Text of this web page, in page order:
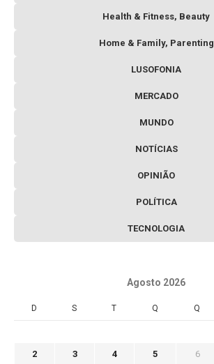
Health & Fitness, Beauty
Home & Family, Parenting
LUSOFONIA
MERCADO
MUNDO
NOTÍCIAS
OPINIÃO
POLÍTICA
TECNOLOGIA
Agosto 2026
D S T Q Q
2 3 4 5 6